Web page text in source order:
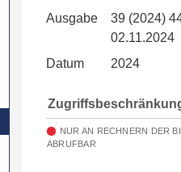
Ausgabe
39 (2024)
02.11.2024
Datum
2024
NUR AN RECHNERN DER
ABRUFBAR